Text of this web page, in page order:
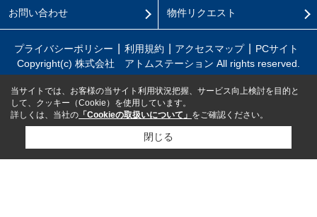
お問い合わせ 物件リクエスト
プライバシーポリシー 利用規約 アクセスマップ
PCサイト
Copyright(c) 株式会社 アトムステーション All rights reserved.
当サイトでは、お客様の当サイト利用状況把握、サービス向上検討を目的と
して、クッキー（Cookie）を使用しています。
詳しくは、当社の 「Cookieの取扱いについて」 をご確認ください。
閉じる